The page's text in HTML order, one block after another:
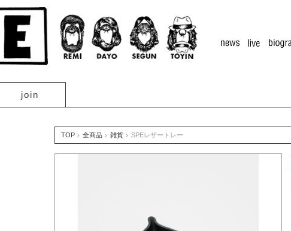
join
TOP 全商品 雑貨 SPEレザートレー